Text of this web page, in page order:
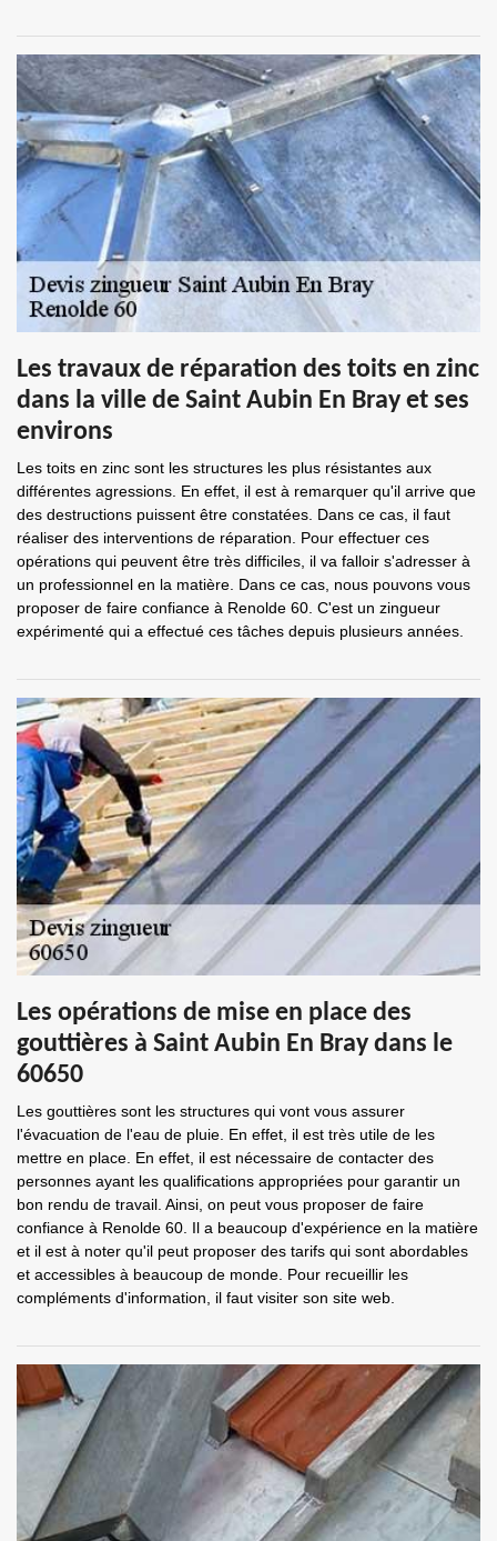
Les travaux de réparation des toits en zinc
dans la ville de Saint Aubin En Bray et ses
environs
Les toits en zinc sont les structures les plus résistantes aux
différentes agressions. En effet, il est à remarquer qu'il arrive que
des destructions puissent être constatées. Dans ce cas, il faut
réaliser des interventions de réparation. Pour effectuer ces
opérations qui peuvent être très difficiles, il va falloir s'adresser à
un professionnel en la matière. Dans ce cas, nous pouvons vous
proposer de faire confiance à Renolde 60. C'est un zingueur
expérimenté qui a effectué ces tâches depuis plusieurs années.
Les opérations de mise en place des
gouttières à Saint Aubin En Bray dans le
60650
Les gouttières sont les structures qui vont vous assurer
l'évacuation de l'eau de pluie. En effet, il est très utile de les
mettre en place. En effet, il est nécessaire de contacter des
personnes ayant les qualifications appropriées pour garantir un
bon rendu de travail. Ainsi, on peut vous proposer de faire
confiance à Renolde 60. Il a beaucoup d'expérience en la matière
et il est à noter qu'il peut proposer des tarifs qui sont abordables
et accessibles à beaucoup de monde. Pour recueillir les
compléments d'information, il faut visiter son site web.